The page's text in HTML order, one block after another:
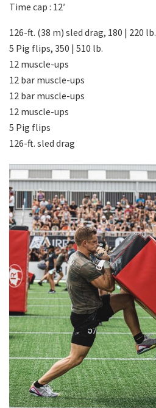
Time cap : 12′
​​126-ft. (38 m) sled drag, 180 | 220 lb.
5 Pig flips, 350 | 510 lb.
12 muscle-ups
12 bar muscle-ups
12 bar muscle-ups
12 muscle-ups
5 Pig flips
126-ft. sled drag